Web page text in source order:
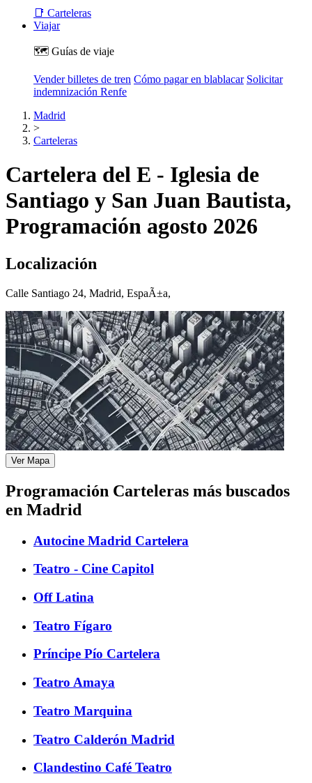
📑 Carteleras
Viajar
🗺️ Guías de viaje
Vender billetes de tren Cómo pagar en blablacar Solicitar
indemnización Renfe
Madrid
>
Carteleras
Cartelera del E - Iglesia de
Santiago y San Juan Bautista,
Programación agosto 2026
Localización
Calle Santiago 24, Madrid, EspaÃ±a,
Ver Mapa
Programación Carteleras más buscados
en Madrid
Autocine Madrid Cartelera
Teatro - Cine Capitol
Off Latina
Teatro Fígaro
Príncipe Pío Cartelera
Teatro Amaya
Teatro Marquina
Teatro Calderón Madrid
Clandestino Café Teatro